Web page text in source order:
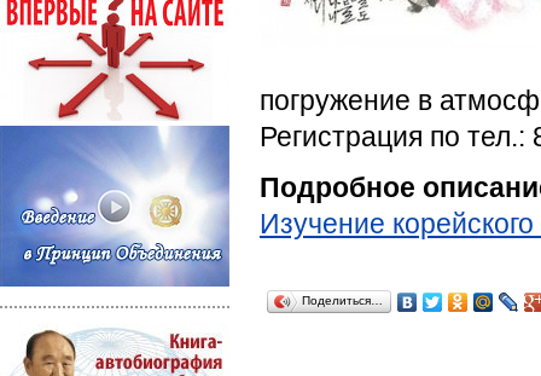
погружение в
Регистрация по
Подробное
Изучение
Поделиться…